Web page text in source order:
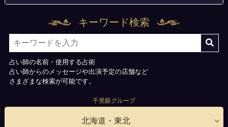
キーワード検索
占い師の名前・使用する占術
占い師からのメッセージや出演予定の店舗など
さまざまな検索が可能です。
千里眼グループ
北海道・東北